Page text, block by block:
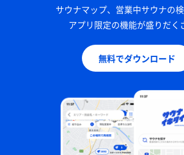
サウナマップ、営業中サウナの検
アプリ限定の機能が盛りだく
無料でダウンロード